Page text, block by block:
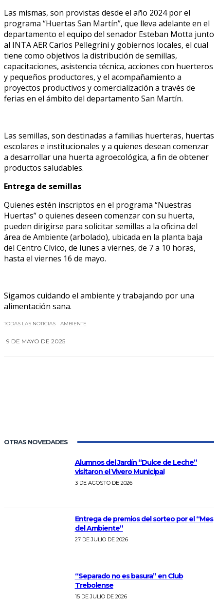
Las mismas, son provistas desde el año 2024 por el
programa “Huertas San Martín”, que lleva adelante en el
departamento el equipo del senador Esteban Motta junto
al INTA AER Carlos Pellegrini y gobiernos locales, el cual
tiene como objetivos la distribución de semillas,
capacitaciones, asistencia técnica, acciones con huerteros
y pequeños productores, y el acompañamiento a
proyectos productivos y comercialización a través de
ferias en el ámbito del departamento San Martín.
Las semillas, son destinadas a familias huerteras, huertas
escolares e institucionales y a quienes desean comenzar
a desarrollar una huerta agroecológica, a fin de obtener
productos saludables.
Entrega de semillas
Quienes estén inscriptos en el programa “Nuestras
Huertas” o quienes deseen comenzar con su huerta,
pueden dirigirse para solicitar semillas a la oficina del
área de Ambiente (arbolado), ubicada en la planta baja
del Centro Cívico, de lunes a viernes, de 7 a 10 horas,
hasta el viernes 16 de mayo.
Sigamos cuidando el ambiente y trabajando por una
alimentación sana.
TODAS LAS NOTICIAS AMBIENTE
9 DE MAYO DE 2025
OTRAS NOVEDADES
Alumnos del Jardín “Dulce de Leche”
visitaron el Vivero Municipal
3 DE AGOSTO DE 2026
Entrega de premios del sorteo por el “Mes
del Ambiente”
27 DE JULIO DE 2026
“Separado no es basura” en Club
Trebolense
15 DE JULIO DE 2026